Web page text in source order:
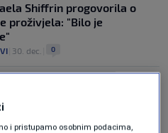
Shiffrin progovorila o
proživjela: "Bilo je
30. dec. 0
i pristupamo osobnim podacima,